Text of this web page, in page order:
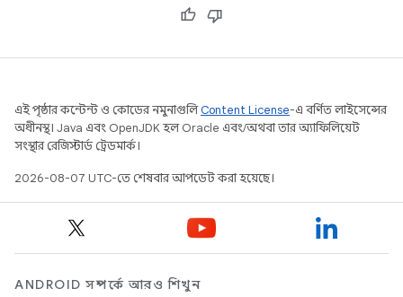
এই পৃষ্ঠার কন্টেন্ট ও কোডের নমুনাগুলিContent License-এ বর্ণিত লাইসেন্সের
অধীনস্থ। Java এবং OpenJDK হল Oracle এবং/অথবা তার অ্যাফিলিয়েট
সংস্থার রেজিস্টার্ড ট্রেডমার্ক।
2026-08-07 UTC-তে শেষবার আপডেট করা হয়েছে।
ANDROID সম্পর্কে আরও শিখুন